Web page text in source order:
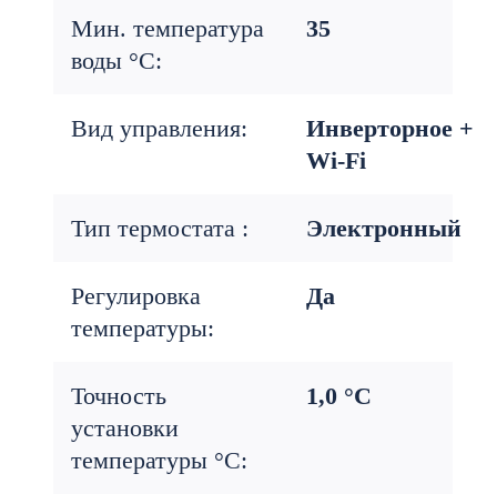
Мин. температура
воды °С:
35
Вид управления:
Инверторное +
Wi-Fi
Тип термостата : Электронный
Регулировка
температуры:
Да
Точность
установки
температуры °С:
1,0 °С